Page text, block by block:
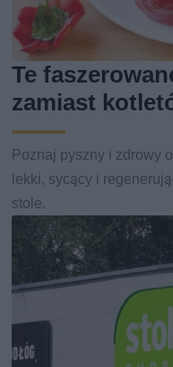
Te
zamiast
Poznaj pyszny i zdrowy
lekki, sycący i
stole.